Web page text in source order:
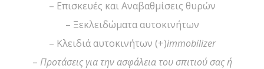
– Επισκευές και Αναβαθμίσεις θυρών
– Ξεκλειδώματα αυτοκινήτων
– Κλειδιά αυτοκινήτων (+)immobilizer
– Προτάσεις για την ασφάλεια του σπιτιού σας ή